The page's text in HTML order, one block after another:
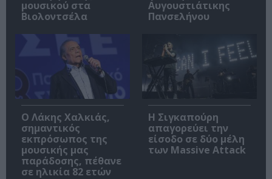
μουσικού στα
Βιολοντσέλα
Αυγουστιάτικης
Πανσελήνου
Ο Λάκης Χαλκιάς,
σημαντικός
εκπρόσωπος της
μουσικής μας
παράδοσης, πέθανε
σε ηλικία 82 ετών
Η Σιγκαπούρη
απαγορεύει την
είσοδο σε δύο μέλη
των Massive Attack